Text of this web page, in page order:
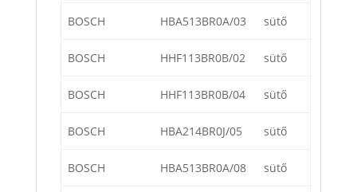
BOSCH HBA513BR0A/03 sütő
BOSCH HHF113BR0B/02 sütő
BOSCH HHF113BR0B/04 sütő
BOSCH HBA214BR0J/05 sütő
BOSCH HBA513BR0A/08 sütő